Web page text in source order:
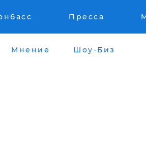
Пресса
Мнение Шоу-Биз